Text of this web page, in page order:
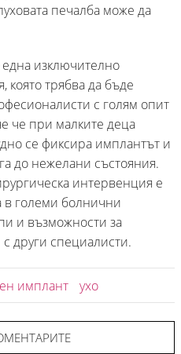
печалба може да
изключително
която трябва да бъде
с голям опит
че при малките деца
се фиксира имплантът и
до нежелани състояния.
интервенция е
големи болнични
и възможности за
други специалисти.
имплант ухо